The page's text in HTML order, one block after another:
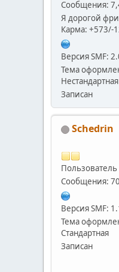
Сообщения:
Я дорогой
Карма: +573/-
Версия SMF:
Тема
Нестандартная
Записан
Schedrin
Пользователь
Сообщения: 70
Версия SMF:
Тема
Стандартная
Записан